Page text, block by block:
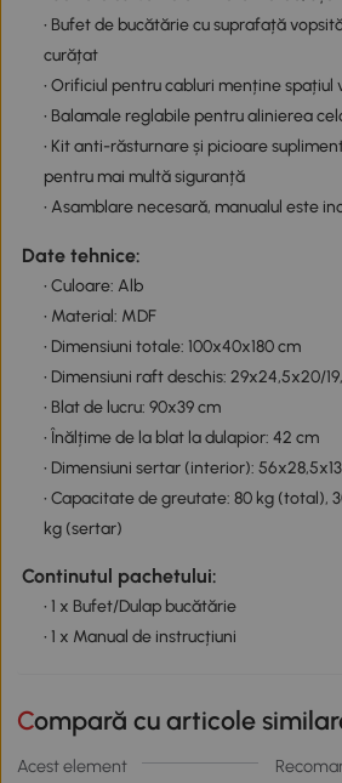
• Bufet de bucătărie cu suprafață
curățat
• Orificiul pentru cabluri menține spațiul
• Balamale reglabile pentru alinierea
• Kit anti-răsturnare și picioare
pentru mai multă siguranță
• Asamblare necesară, manualul este
Date tehnice:
• Culoare: Alb
• Material: MDF
• Dimensiuni totale: 100x40x180 cm
• Dimensiuni raft deschis: 29x24,5x20/
• Blat de lucru: 90x39 cm
• Înălțime de la blat la dulapior: 42 cm
• Dimensiuni sertar (interior):
• Capacitate de greutate: 80 kg (total),
kg (sertar)
Continutul pachetului:
• 1 x Bufet/Dulap bucătărie
• 1 x Manual de instrucțiuni
Compară cu articole
Acest element